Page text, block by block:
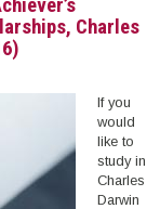
Charles
If you
would
like to
study in
Charles
Darwin